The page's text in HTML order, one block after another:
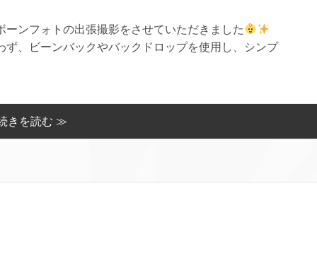
ンフォトの出張撮影をさせていただきました
、ビーンバックやバックドロップを使用し、シンプ
きを読む ≫